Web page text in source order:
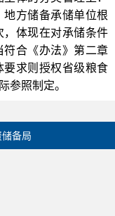
方储备承储单位根
体现在对承储条件
合《办法》第二章
求则授权省级粮食
参照制定。
备局